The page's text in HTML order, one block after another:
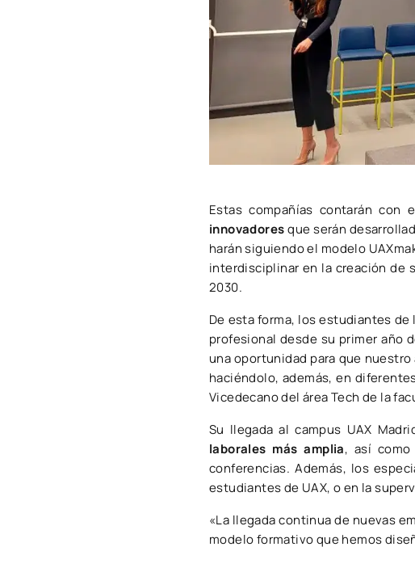
Estas compañías contarán con
innovadoresque serán
harán siguiendo el modelo
interdisciplinar en la creación de
2030.
De esta forma, los estudiantes de
profesional desde su primer año
una oportunidad para que
haciéndolo, además, en
Vicedecano del área Tech de la
Su llegada al campus UAX
laborales más amplia, así
conferencias. Además, los
estudiantes de UAX, o en la
«La llegada continua de nuevas
modelo formativo que hemos